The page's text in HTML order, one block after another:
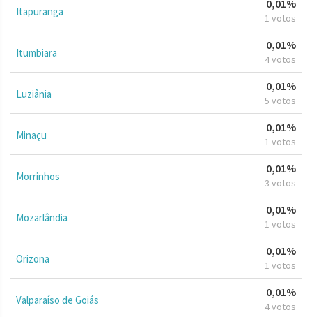
Itapuranga
0,01%
1 votos
Itumbiara
0,01%
4 votos
Luziânia
0,01%
5 votos
Minaçu
0,01%
1 votos
Morrinhos
0,01%
3 votos
Mozarlândia
0,01%
1 votos
Orizona
0,01%
1 votos
Valparaíso de Goiás
0,01%
4 votos